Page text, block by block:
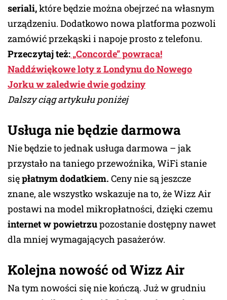
seriali,które będzie można obejrzeć na własnym
urządzeniu. Dodatkowo nowa platforma pozwoli
zamówić przekąski i napoje prosto z telefonu.
Przeczytaj też: „Concorde” powraca!
Naddźwiękowe loty z Londynu do Nowego
Jorku w zaledwie dwie godziny
Dalszy ciąg artykułu poniżej
Usługa nie będzie darmowa
Nie będzie to jednak usługa darmowa – jak
przystało na taniego przewoźnika, WiFi stanie
siępłatnym dodatkiem. Ceny nie są jeszcze
znane, ale wszystko wskazuje na to, że Wizz Air
postawi na model mikropłatności, dzięki czemu
internet w powietrzupozostanie dostępny nawet
dla mniej wymagających pasażerów.
Kolejna nowość od Wizz Air
Na tym nowości się nie kończą. Już w grudniu